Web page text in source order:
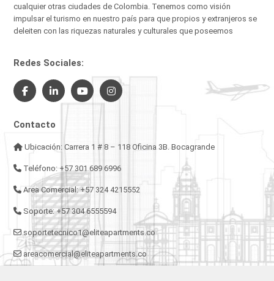
cualquier otras ciudades de Colombia. Tenemos como visión
impulsar el turismo en nuestro país para que propios y extranjeros se
deleiten con las riquezas naturales y culturales que poseemos
Redes Sociales:
Contacto
Ubicación: Carrera 1 # 8 – 118 Oficina 3B. Bocagrande
Teléfono: +57 301 689 6996
Area Comercial: +57 324 4215552
Soporte: +57 304 6555594
soportetecnico1@eliteapartments.co
areacomercial@eliteapartments.co